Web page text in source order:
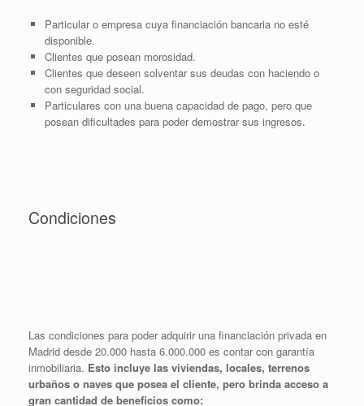
Particular o empresa cuya financiación bancaria no esté
disponible.
Clientes que posean morosidad.
Clientes que deseen solventar sus deudas con haciendo o
con seguridad social.
Particulares con una buena capacidad de pago, pero que
posean dificultades para poder demostrar sus ingresos.
Condiciones
Las condiciones para poder adquirir una financiación privada en
Madrid desde 20.000 hasta 6.000.000 es contar con garantía
inmobiliaria. Esto incluye las viviendas, locales, terrenos
urbaños o naves que posea el cliente, pero brinda acceso a
gran cantidad de beneficios como: